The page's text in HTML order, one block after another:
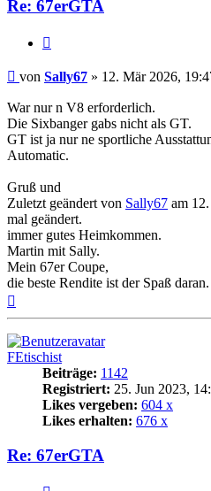
Re: 67erGTA
Beitrag
von Sally67 » 12. Mär 2026,
War nur n V8 erforderlich.
Die Sixbanger gabs nicht als GT.
GT ist ja nur ne sportliche
Automatic.
Gruß und
Zuletzt geändert von Sally67 am
mal geändert.
immer gutes Heimkommen.
Martin mit Sally.
Mein 67er Coupe,
die beste Rendite ist der Spaß daran.
FEtischist
Beiträge: 1142
Registriert: 25. Jun 2023,
Likes vergeben: 604 x
Likes erhalten: 676 x
Re: 67erGTA